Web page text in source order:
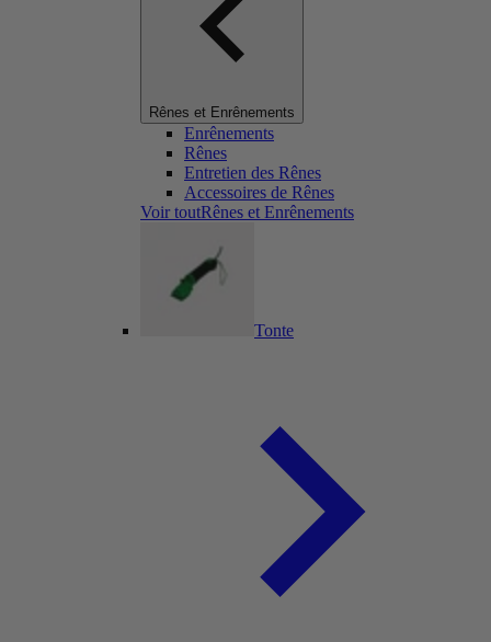
Rênes et Enrênements
Enrênements
Rênes
Entretien des Rênes
Accessoires de Rênes
Voir toutRênes et Enrênements
Tonte